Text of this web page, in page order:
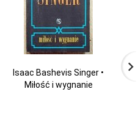
Isaac Bashevis Singer •
Miłość i wygnanie